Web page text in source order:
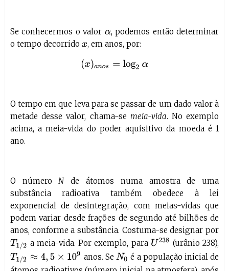
Se conhecermos o valor α , podemos então determinar
o tempo decorrido x, em anos, por:
(x)ano s= log2α
O tempo em que leva para se passar de um dado valor à
metade desse valor, chama-se meia-vida. No exemplo
acima, a meia-vida do poder aquisitivo da moeda é 1
ano.
O númeroNde átomos numa amostra de uma
substância radioativa também obedece à lei
exponencial de desintegração, com meias-vidas que
podem variar desde frações de segundo até bilhões de
anos, conforme a substância. Costuma-se designar por
T1 /2 a meia-vida. Por exemplo, para U238 (urânio 238),
T1 /2 ≈4, 5×109 anos. Se N0 é a população inicial de